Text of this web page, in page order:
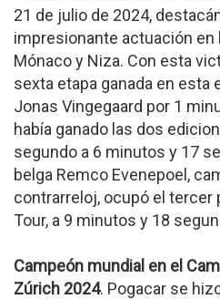
21 de julio de 2024,
impresionante actuación
Mónaco y Niza. Con esta
sexta etapa ganada en esta
Jonas Vingegaard por 1
había ganado las dos
segundo a 6 minutos y 17
belga Remco Evenepoel,
contrarreloj, ocupó el tercer
Tour, a 9 minutos y 18
Campeón mundial en el
Zúrich 2024. Pogacar se